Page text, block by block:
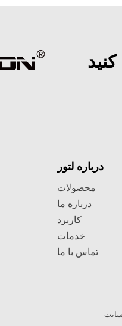
درباره لتور
محصولات
درباره ما
کاربرد
خدمات
تماس با ما